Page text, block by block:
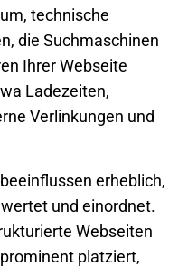
technische
die Suchmaschinen
Ihrer Webseite
Ladezeiten,
Verlinkungen und
erheblich,
und einordnet.
Webseiten
platziert,